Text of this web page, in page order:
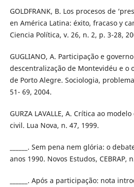
GOLDFRANK, B. Los procesos de
en América Latina: éxito, fracaso y
Ciencia Política, v. 26, n. 2, p. 3-28,
GUGLIANO, A. Participação e
descentralização de Montevidéu e o
de Porto Alegre. Sociologia,
51- 69, 2004.
GURZA LAVALLE, A. Crítica ao
civil. Lua Nova, n. 47, 1999.
______. Sem pena nem glória: o
anos 1990. Novos Estudos, CEBRAP,
______. Após a participação: nota